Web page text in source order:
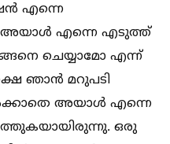
എന്നെ
അയാള്‍ എന്നെ എടുത്ത്
ചെയ്യാമോ എന്ന്
ഞാൻ മറുപടി
അയാള്‍ എന്നെ
ഒരു